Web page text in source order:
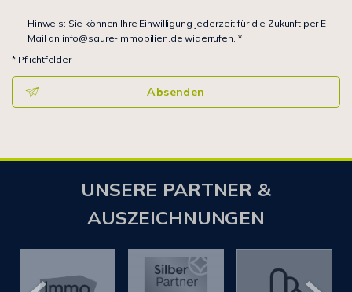
Hinweis: Sie können Ihre Einwilligung jederzeit für die Zukunft per E-
Mail an info@saure-immobilien.de widerrufen. *
* Pflichtfelder
Absenden
UNSERE PARTNER &
AUSZEICHNUNGEN